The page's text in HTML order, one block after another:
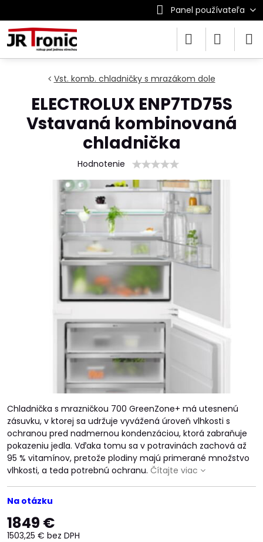
Panel používateľa
Vst. komb. chladničky s mrazákom dole
ELECTROLUX ENP7TD75S
Vstavaná kombinovaná
chladnička
Hodnotenie
Chladnička s mrazničkou 700 GreenZone+ má utesnenú
zásuvku, v ktorej sa udržuje vyvážená úroveň vlhkosti s
ochranou pred nadmernou kondenzáciou, ktorá zabraňuje
pokazeniu jedla. Vďaka tomu sa v potravinách zachová až
95 % vitamínov, pretože plodiny majú primerané množstvo
vlhkosti, a teda potrebnú ochranu. Čítajte viac
Na otázku
1849 €
1503,25 € bez DPH